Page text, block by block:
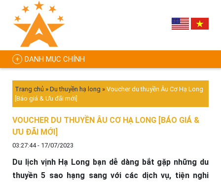
DANH MỤC CHÍNH
Trang chủ » Du thuyền hạ long » Voucher du thuyền Âu Cơ Hạ Long
[Báo giá & Ưu đãi mới]
VOUCHER DU THUYỀN ÂU CƠ HẠ LONG [BÁO GIÁ &
ƯU ĐÃI MỚI]
03:27:44 - 17/07/2023
Du lịch vịnh Hạ Long bạn dễ dàng bắt gặp những du
thuyền 5 sao hạng sang với các dịch vụ, tiện nghi